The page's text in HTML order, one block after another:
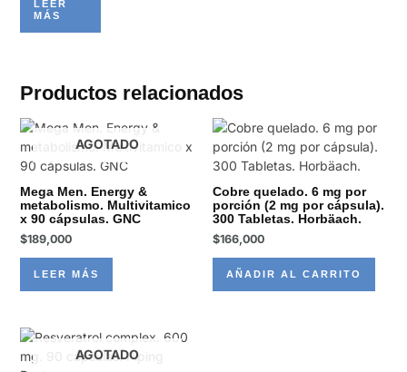
LEER
MÁS
Productos relacionados
AGOTADO
Mega Men. Energy &
metabolismo. Multivitamico
x 90 cápsulas. GNC
$189,000
LEER MÁS
Cobre quelado. 6 mg por
porción (2 mg por cápsula).
300 Tabletas. Horbäach.
$166,000
AÑADIR AL CARRITO
AGOTADO